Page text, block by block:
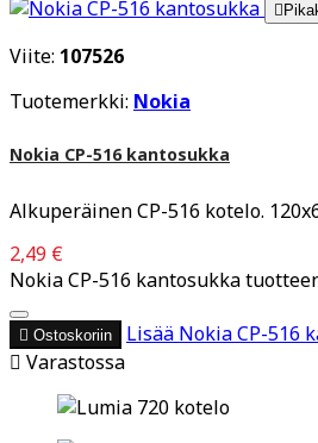

Viite: 107526
Tuotemerkki: Nokia
Nokia CP-516 kantosukka
Alkuperäinen CP-516 kotelo.
2,49 €
Nokia CP-516 kantosukka
 Ostoskoriin Lisää Nokia CP-516
 Varastossa